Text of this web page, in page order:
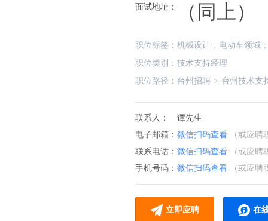
面试地址： （同上）
职位标签： 机械设计 ; 电动车领域 ;
职位类别： 技术支持经理
职位路径： 台州招聘 > 台州技术支
联系人：
谭先生
电子邮箱： 微信扫码查看
（或应聘
联系电话： 微信扫码查看
（或应聘
手机号码： 微信扫码查看 （或应聘
立即应聘 在